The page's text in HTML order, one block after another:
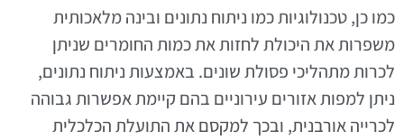
כמו כן, טכנולוגיות כמו ניתוח נתונים ובינה מלאכותית
משפרות את היכולת לחזות את כמות החומרים שניתן
לכרות מתהליכי פסולת שונים. באמצעות ניתוח נתונים,
ניתן למפות אזורים עירוניים בהם קיימת אפשרות גבוהה
לכרייה אורבנית, ובכך למקסם את התועלת הכלכלית